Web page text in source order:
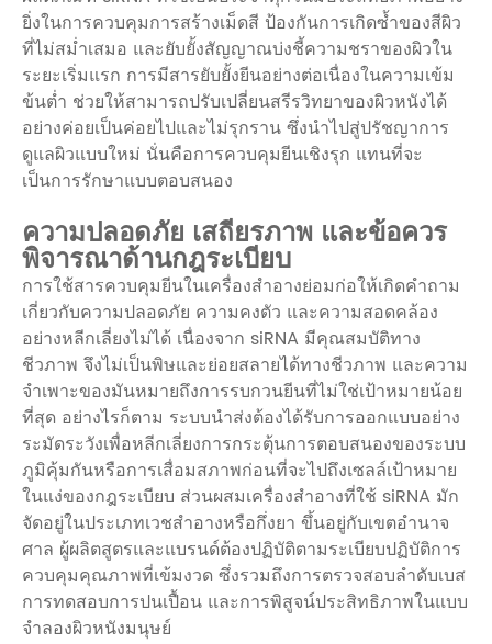
ยิ่งในการควบคุมการสร้างเม็ดสี ป้องกันการเกิดซ้ำของสีผิว
ที่ไม่สม่ำเสมอ และยับยั้งสัญญาณบ่งชี้ความชราของผิวใน
ระยะเริ่มแรก การมีสารยับยั้งยีนอย่างต่อเนื่องในความเข้ม
ข้นต่ำ ช่วยให้สามารถปรับเปลี่ยนสรีรวิทยาของผิวหนังได้
อย่างค่อยเป็นค่อยไปและไม่รุกราน ซึ่งนำไปสู่ปรัชญาการ
ดูแลผิวแบบใหม่ นั่นคือการควบคุมยีนเชิงรุก แทนที่จะ
เป็นการรักษาแบบตอบสนอง
ความปลอดภัย เสถียรภาพ และข้อควร
พิจารณาด้านกฎระเบียบ
การใช้สารควบคุมยีนในเครื่องสำอางย่อมก่อให้เกิดคำถาม
เกี่ยวกับความปลอดภัย ความคงตัว และความสอดคล้อง
อย่างหลีกเลี่ยงไม่ได้ เนื่องจาก siRNA มีคุณสมบัติทาง
ชีวภาพ จึงไม่เป็นพิษและย่อยสลายได้ทางชีวภาพ และความ
จำเพาะของมันหมายถึงการรบกวนยีนที่ไม่ใช่เป้าหมายน้อย
ที่สุด อย่างไรก็ตาม ระบบนำส่งต้องได้รับการออกแบบอย่าง
ระมัดระวังเพื่อหลีกเลี่ยงการกระตุ้นการตอบสนองของระบบ
ภูมิคุ้มกันหรือการเสื่อมสภาพก่อนที่จะไปถึงเซลล์เป้าหมาย
ในแง่ของกฎระเบียบ ส่วนผสมเครื่องสำอางที่ใช้ siRNA มัก
จัดอยู่ในประเภทเวชสำอางหรือกึ่งยา ขึ้นอยู่กับเขตอำนาจ
ศาล ผู้ผลิตสูตรและแบรนด์ต้องปฏิบัติตามระเบียบปฏิบัติการ
ควบคุมคุณภาพที่เข้มงวด ซึ่งรวมถึงการตรวจสอบลำดับเบส
การทดสอบการปนเปื้อน และการพิสูจน์ประสิทธิภาพในแบบ
จำลองผิวหนังมนุษย์